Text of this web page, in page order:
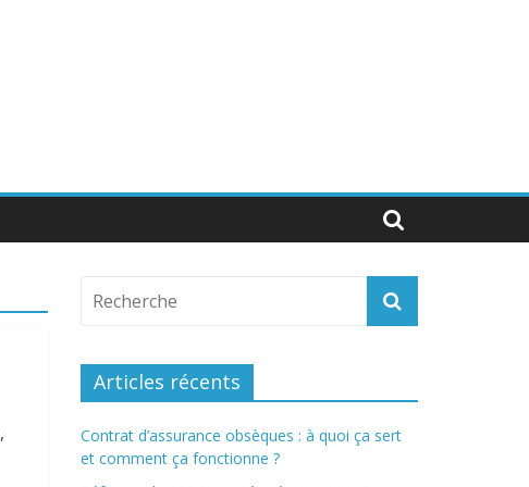
,
Articles récents
Contrat d’assurance obsèques : à quoi ça sert
et comment ça fonctionne ?